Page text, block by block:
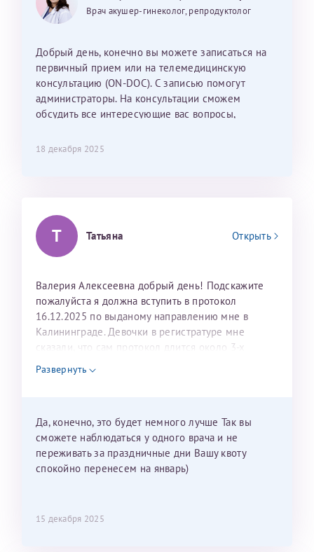
Так же хотелось отметить мед. сестру Сухову
Наталью Викторовну. Тоже очень душевный человек.
лёгкое и простое. Вообще в данной клинике весь
персонал очень вежливый и чуткий, прям приятно
находиться. Мы собираемся туда ещё за вторым
ребёнком, и конечно же только к Ринату
Рафаильевичу, нашему волшебнику, без каких либо
26 июля 2026
дальнейшие действия для программы эко
Врач акушер-гинеколог, репродуктолог
Добрый день, конечно вы можете записаться на
первичный прием или на телемедицинскую
консультацию (ON-DOC). С записью помогут
администраторы. На консультации сможем
обсудить все интересующие вас вопросы,
18 декабря 2025
Т Татьяна Открыть
Валерия Алексеевна добрый день! Подскажите
пожалуйста я должна вступить в протокол
16.12.2025 по выданому направлению мне в
Калининграде. Девочки в регистратуре мне
сказали, что сам протокол длится около 3-х
недель и 3 недели я должна находится в Питере.
Можно мне новый год провести в Калининграде и
Развернуть
Да, конечно, это будет немного лучше Так вы
сможете наблюдаться у одного врача и не
переживать за праздничные дни Вашу квоту
спокойно перенесем на январь)
15 декабря 2025